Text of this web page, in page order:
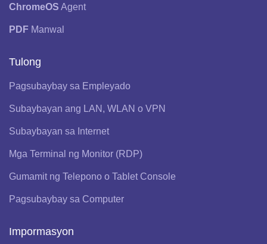
ChromeOS Agent
PDF Manwal
Tulong
Pagsubaybay sa Empleyado
Subaybayan ang LAN, WLAN o VPN
Subaybayan sa Internet
Mga Terminal ng Monitor (RDP)
Gumamit ng Telepono o Tablet Console
Pagsubaybay sa Computer
Impormasyon